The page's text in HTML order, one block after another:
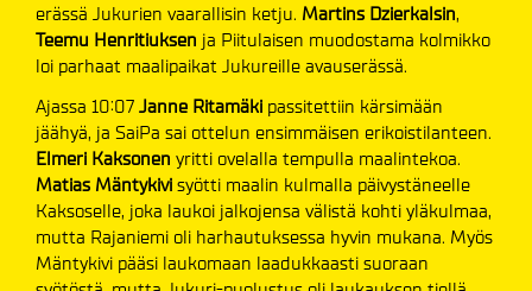
erässä Jukurien vaarallisin ketju. Martins Dzierkalsin,
Teemu Henritiuksen ja Piitulaisen muodostama kolmikko
loi parhaat maalipaikat Jukureille avauserässä.
Ajassa 10:07 Janne Ritamäki passitettiin kärsimään
jäähyä, ja SaiPa sai ottelun ensimmäisen erikoistilanteen.
Elmeri Kaksonen yritti ovelalla tempulla maalintekoa.
Matias Mäntykivi syötti maalin kulmalla päivystäneelle
Kaksoselle, joka laukoi jalkojensa välistä kohti yläkulmaa,
mutta Rajaniemi oli harhautuksessa hyvin mukana. Myös
Mäntykivi pääsi laukomaan laadukkaasti suoraan